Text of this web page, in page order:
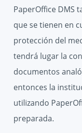
PaperOffice DMS
que se tienen en
protección del
tendrá lugar la
documentos
entonces la
utilizando
preparada.